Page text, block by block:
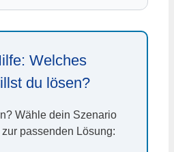
Welches
du lösen?
Wähle dein Szenario
passenden Lösung: